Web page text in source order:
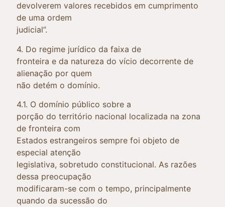
devolverem valores recebidos em cumprimento
de uma ordem
judicial”.
4. Do regime jurídico da faixa de
fronteira e da natureza do vício decorrente de
alienação por quem
não detém o domínio.
4.1. O domínio público sobre a
porção do território nacional localizada na zona
de fronteira com
Estados estrangeiros sempre foi objeto de
especial atenção
legislativa, sobretudo constitucional. As razões
dessa preocupação
modificaram-se com o tempo, principalmente
quando da sucessão do